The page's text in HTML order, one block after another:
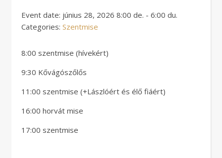
Event date: június 28, 2026 8:00 de. - 6:00 du.
Categories: Szentmise
8:00 szentmise (hívekért)
9:30 Kővágószőlős
11:00 szentmise (+Lászlóért és élő fiáért)
16:00 horvát mise
17:00 szentmise